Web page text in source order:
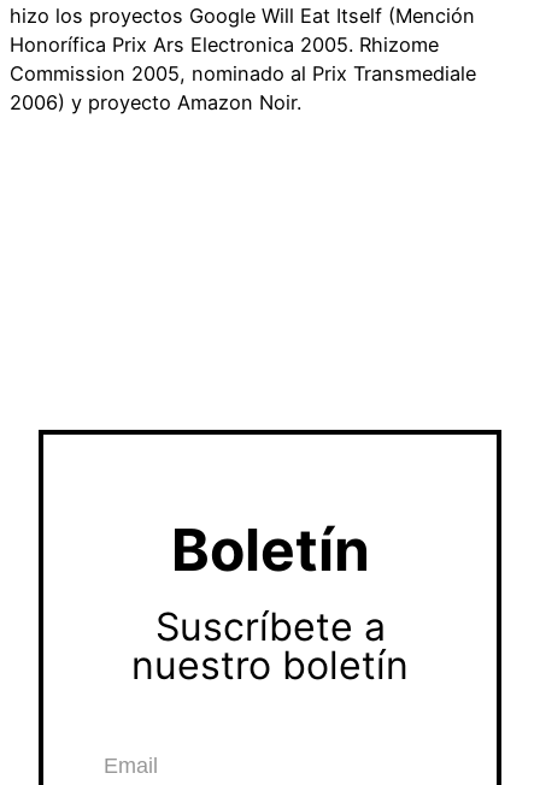
hizo los proyectos Google Will Eat Itself (Mención
Honorífica Prix Ars Electronica 2005. Rhizome
Commission 2005, nominado al Prix Transmediale
2006) y proyecto Amazon Noir.
Boletín
Suscríbete a
nuestro boletín